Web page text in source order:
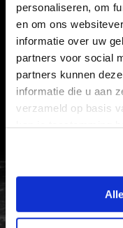
personaliseren, om
en om ons
informatie over uw
partners voor social
partners kunnen
informatie die u aan
verzameld op basis
kan je toestemming
Informatie
VEELGESTELDE VRAGEN
CONTACT
WERKEN BIJ
VERTROUWENSPERSOON